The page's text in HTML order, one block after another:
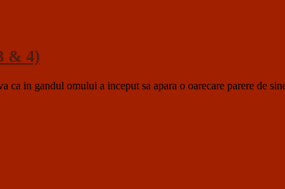
& 4)
gandul omului a inceput sa apara o oarecare parere de